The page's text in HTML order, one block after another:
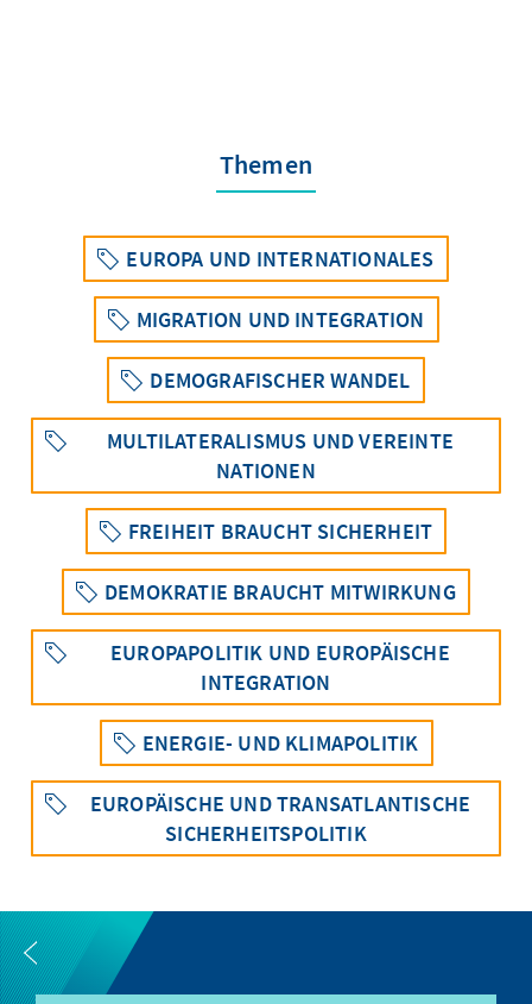
Themen
EUROPA UND INTERNATIONALES
MIGRATION UND INTEGRATION
DEMOGRAFISCHER WANDEL
MULTILATERALISMUS UND VEREINTE
NATIONEN
FREIHEIT BRAUCHT SICHERHEIT
DEMOKRATIE BRAUCHT MITWIRKUNG
EUROPAPOLITIK UND EUROPÄISCHE
INTEGRATION
ENERGIE- UND KLIMAPOLITIK
EUROPÄISCHE UND TRANSATLANTISCHE
SICHERHEITSPOLITIK